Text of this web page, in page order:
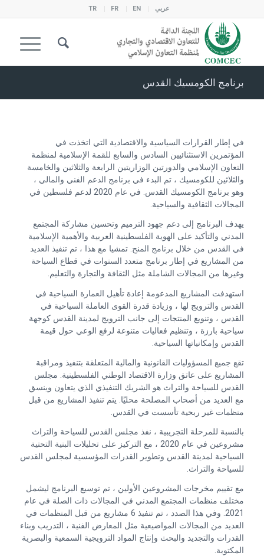
عربي EN
FR
TR
برنامج الكومسيك القدس
في إطار القرارات السياسية والاقتصادية التي اتخذت في
المؤتمرين الاستثنائيين السادس والسابع للقمة الإسلامية لمنظمة
التعاون الإسلامي والدورتين الوزاريتين الرابعة والثلاثين والخامسة
والثلاثين للكومسيك ، تم البدء في برنامج الدعم الفني والمالي ،
وهو برنامج الكومسيك القدس. في عام 2020 لدعم فلسطين في
المجالات الثقافية والسياحية.
يهدف البرنامج إلى دعم جهود الترميم وتحسين مشاركة المجتمع
المدني والتأكيد على الهوية الفلسطينية العربية والأهمية الإسلامية
في القدس من خلال برنامج المنح. تمشيا مع هذا ، تم تنفيذ العديد
من المشاريع في إطار برنامج متعدد السنوات في قطاع السياحة
وغيرها من المجالات الشاملة مثل الثقافة والتجارة والتعليم.
استهدفت المشاريع المدعومة إعادة تأهيل العمارة السياحية في
القدس والترويج لها ، وزيادة قدرة القوى العاملة السياحية في
القدس ، وتنويع المنتجات إلى جانب الترويج لمدينة القدس كوجهة
سياحية بارزة ، وتنظيم فعاليات متنوعة لرفع الوعي حول قيمة
القدس وإمكانياتها السياحية.
تقع جميع المسؤوليات القانونية والمالية المتعلقة بتنفيذ ومراقبة
المشاريع على عاتق وزارة الاقتصاد الوطني الفلسطينية. مجلس
القدس للسياحة والتراث هو الشريك التنفيذي الذي يتعاون وينسق
مع العديد من أصحاب المصلحة محليًا. يتم تنفيذ المشاريع من قبل
منظمات غير ربحية تأسست في القدس.
بالنسبة للمرحلة التجريبية ، نفذ مجلس القدس للسياحة والتراث
مشروعين في عام 2020 ، مع التركيز على تحليلات البنية التحتية
السياحية لمدينة القدس وتطوير القدرات المؤسسية لمجلس القدس
للسياحة والتراث.
مع تقييم مخرجات المشروعين الأولين ، تم توسيع البرنامج ليشمل
مختلف منظمات المجتمع المدني في المجالات ذات الصلة في عام
2021. وفي هذا الصدد ، تم تنفيذ 6 مشاريع من قبل المنظمات في
العديد من المجالات المواضيعية مثل المعارض الفنية ، التدريب وبناء
القدرات والتجديد والبحث وإنتاج المواد الترويجية السمعية والبصرية
المكتوبة.